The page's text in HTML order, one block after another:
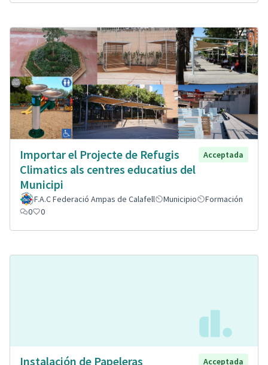
Importar el Projecte de Refugis
Climatics als centres educatius del
Municipi
Acceptada
F.A.C Federació Ampas de Calafell Municipio
Formación
0
0
Instalación de Papeleras
Acceptada